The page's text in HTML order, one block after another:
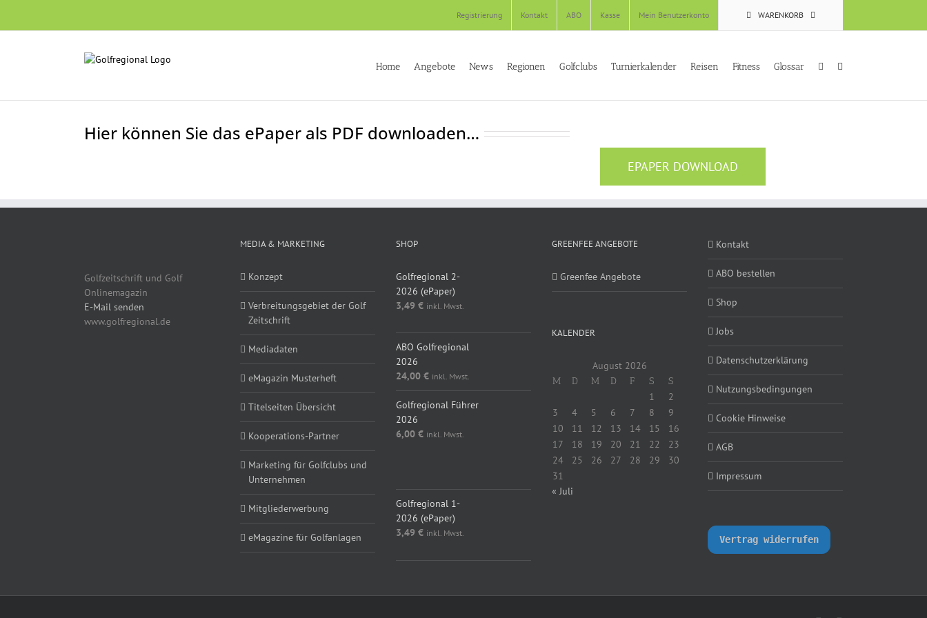
content
Registrierung Kontakt ABO Kasse Mein Benutzerkonto WARENKORB
Home Angebote News Regionen Golfclubs Turnierkalender Reisen Fitness Glossar
Hier können Sie das ePaper als PDF downloaden…
EPAPER DOWNLOAD
Golfzeitschrift und Golf
Onlinemagazin
E-Mail senden
www.golfregional.de
MEDIA & MARKETING
Konzept
Verbreitungsgebiet der Golf
Zeitschrift
Mediadaten
eMagazin Musterheft
Titelseiten Übersicht
Kooperations-Partner
Marketing für Golfclubs und
Unternehmen
Mitgliederwerbung
eMagazine für Golfanlagen
SHOP
Golfregional 2-
2026 (ePaper)
3,49 € inkl. Mwst.
ABO Golfregional
2026
24,00 € inkl. Mwst.
Golfregional Führer
2026
6,00 € inkl. Mwst.
Golfregional 1-
2026 (ePaper)
3,49 € inkl. Mwst.
GREENFEE ANGEBOTE
Greenfee Angebote
KALENDER
August 2026
M D M D F S S
1
2
3
4 5 6 7 8
9
10
11 12 13 14 15
16
17
18 19 20 21 22
23
24
25 26 27 28 29
30
31
« Juli
Kontakt
ABO bestellen
Shop
Jobs
Datenschutzerklärung
Nutzungsbedingungen
Cookie Hinweise
AGB
Impressum
Vertrag widerrufen